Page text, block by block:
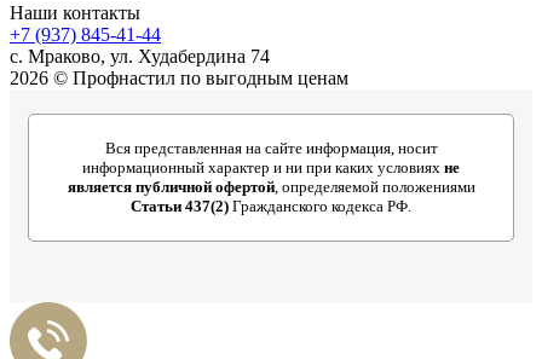
Наши контакты
+7 (937) 845-41-44
с. Мраково, ул. Худабердина 74
2026 © Профнастил по выгодным ценам
Вся представленная на сайте информация, носит
информационный характер и ни при каких условиях не
является публичной офертой, определяемой положениями
Статьи 437(2) Гражданского кодекса РФ.